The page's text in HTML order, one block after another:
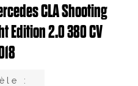
CLA Shooting
Edition 2.0 380 CV
: